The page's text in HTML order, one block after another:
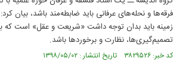
فرقه‌ها و نحله‌های عرفانی باید ضابطه‌مند باشد، بیان
زمینه باید بدان توجه داشت «شریعت و عقل» است که
تصمیم‌گیری‌ها، نظارت و برخوردها باشد.
کد خبر: ۳۸۲۹۵۲۶ تاریخ انتشار : ۱۳۹۸/۰۵/۰۲